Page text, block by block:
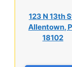
123 N 13th
Allentown,
18102